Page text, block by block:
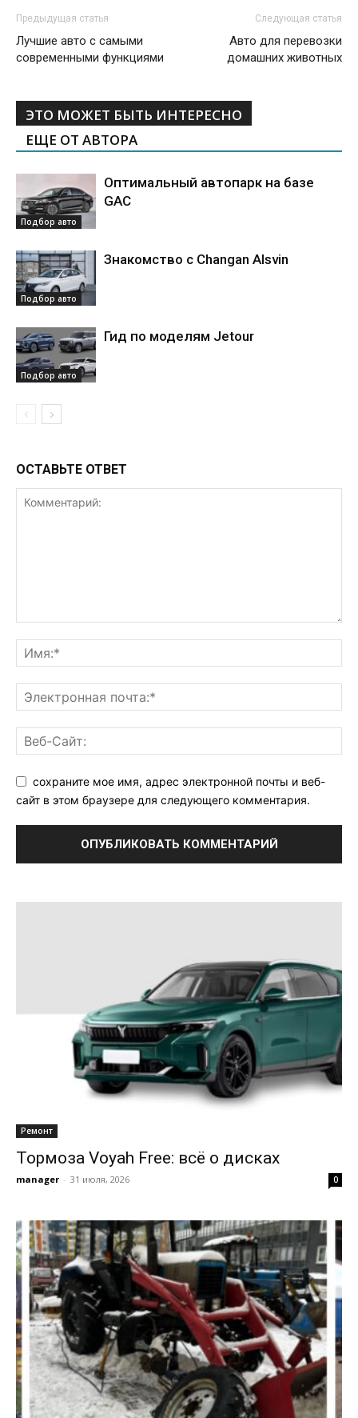
Предыдущая статья
Лучшие авто с самыми
современными функциями
Следующая статья
Авто для перевозки
домашних животных
ЭТО МОЖЕТ БЫТЬ ИНТЕРЕСНО
ЕЩЕ ОТ АВТОРА
Подбор авто
Оптимальный автопарк на базе
GAC
Подбор авто
Знакомство с Changan Alsvin
Подбор авто
Гид по моделям Jetour
ОСТАВЬТЕ ОТВЕТ
сохраните мое имя, адрес электронной почты и веб-
сайт в этом браузере для следующего комментария.
Ремонт
Тормоза Voyah Free: всё о дисках
manager - 31 июля, 2026 0